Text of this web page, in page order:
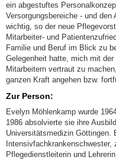
ein abgestuftes
Versorgungsbereiche - und
wichtig, so der neue
Mitarbeiter- und
Familie und Beruf im Blick zu
Gelegenheit hatte, mich mit
Mitarbeitern vertraut zu
ganzen Kraft angehen bzw.
Zur Person:
Evelyn Möhlenkamp wurde
1986 absolvierte sie ihre
Universitätsmedizin Göttingen.
Pflegedienstleiterin und